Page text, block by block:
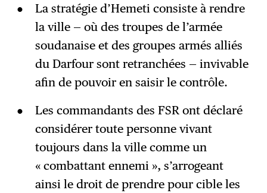
La stratégie d’Hemeti consiste à rendre
la ville — où des troupes de l’armée
soudanaise et des groupes armés alliés
du Darfour sont retranchées — invivable
afin de pouvoir en saisir le contrôle.
Les commandants des FSR ont déclaré
considérer toute personne vivant
toujours dans la ville comme un
« combattant ennemi », s’arrogeant
ainsi le droit de prendre pour cible les